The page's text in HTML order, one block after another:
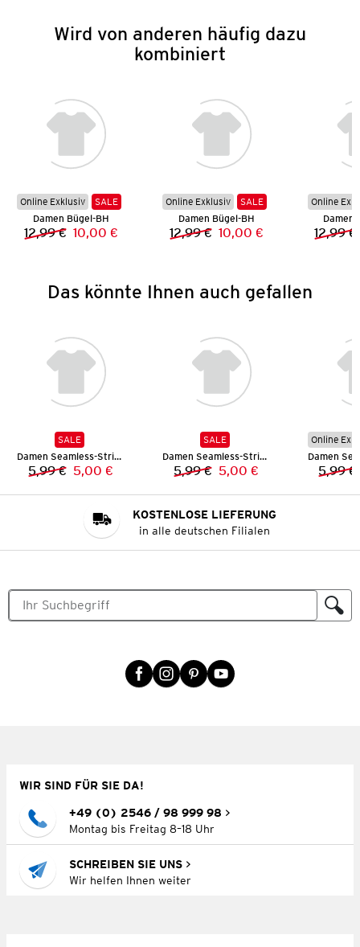
Wird von anderen häufig dazu
kombiniert
Online Exklusiv
SALE
Damen Bügel-BH
Vorheriger Preis:
12,99 € Neuer Preis:
10,00 €
Online Exklusiv
SALE
Damen Bügel-BH
Vorheriger Preis:
12,99 € Neuer Preis:
10,00 €
Online
Damen
12,99 €
Das könnte Ihnen auch gefallen
SALE
Damen Seamless-String
Vorheriger Preis:
5,99 € Neuer Preis:
5,00 €
SALE
Damen Seamless-String
Vorheriger Preis:
5,99 € Neuer Preis:
5,00 €
Online
5,99 €
KOSTENLOSE LIEFERUNG
in alle deutschen Filialen
WIR SIND FÜR SIE DA!
+49 (0) 2546 / 98 999 98
Montag bis Freitag 8–18 Uhr
SCHREIBEN SIE UNS
Wir helfen Ihnen weiter